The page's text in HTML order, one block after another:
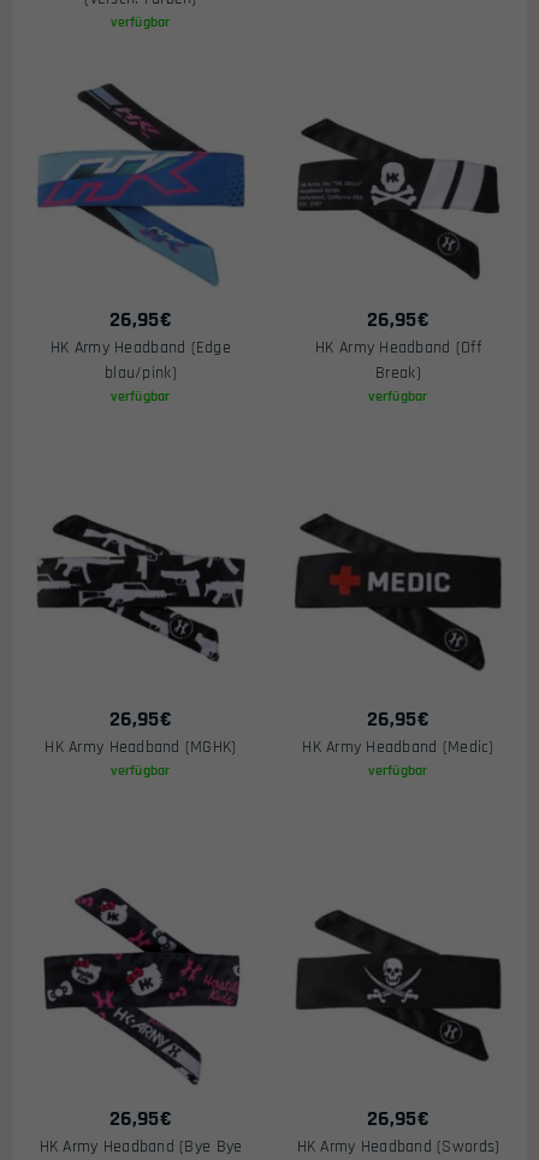
verfügbar
26,95€
HK Army Headband (Edge
blau/pink)
verfügbar
26,95€
HK Army Headband (Off
Break)
verfügbar
26,95€
HK Army Headband (MGHK)
verfügbar
26,95€
HK Army Headband (Medic)
verfügbar
26,95€
HK Army Headband (Bye Bye
26,95€
HK Army Headband (Swords)